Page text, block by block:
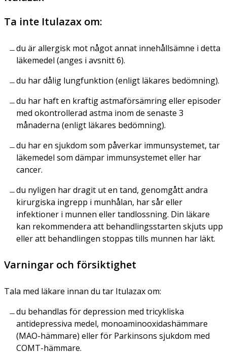
Ta inte Itulazax om:
du är allergisk mot något annat innehållsämne i detta
läkemedel (anges i avsnitt 6).
du har dålig lungfunktion (enligt läkares bedömning).
du har haft en kraftig astmaförsämring eller episoder
med okontrollerad astma inom de senaste 3
månaderna (enligt läkares bedömning).
du har en sjukdom som påverkar immunsystemet, tar
läkemedel som dämpar immunsystemet eller har
cancer.
du nyligen har dragit ut en tand, genomgått andra
kirurgiska ingrepp i munhålan, har sår eller
infektioner i munnen eller tandlossning. Din läkare
kan rekommendera att behandlingsstarten skjuts upp
eller att behandlingen stoppas tills munnen har läkt.
Varningar och försiktighet
Tala med läkare innan du tar Itulazax om:
du behandlas för depression med tricykliska
antidepressiva medel, monoaminooxidashämmare
(MAO-hämmare) eller för Parkinsons sjukdom med
COMT-hämmare.